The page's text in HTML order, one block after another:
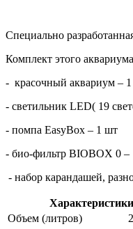
Специально
Комплект этого
- красочный аквариум –
- светильник LED( 19
- помпа EasyBox – 1 шт
- био-фильтр BIOBOX 0 –
- набор карандашей,
Объем (литров)